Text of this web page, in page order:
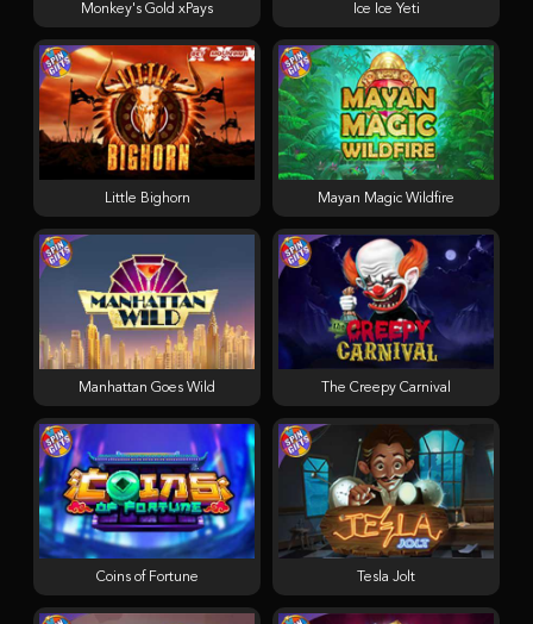
Manhattan Goes Wild
Monkey's Gold xPays
Little Bighorn
Tesla Jolt
Coins of Fortune
Mayan Magic Wildfire
The Creepy Carnival
Ice Ice Yeti